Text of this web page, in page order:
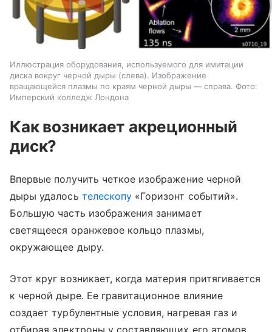
Иллюстрация оборудования, используемого для имитации
диска вокруг черной дыры (слева). Изображение
вращающейся плазмы по краям черной дыры — справа. Фото:
Имперский колледж Лондона
Как возникает акреционный
диск?
Впервые получить четкое изображение черной
дыры удалось телескопу «Горизонт событий».
Большую часть изображения занимает
светящееся оранжевое кольцо плазмы,
окружающее дыру.
Этот круг возникает, когда материя притягивается
к черной дыре. Ее гравитационное влияние
создает турбулентные условия, нагревая газ и